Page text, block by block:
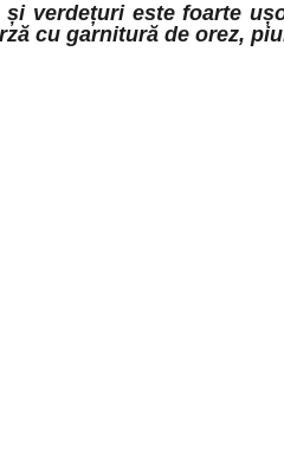
verdețuri este foarte
cu garnitură de orez,